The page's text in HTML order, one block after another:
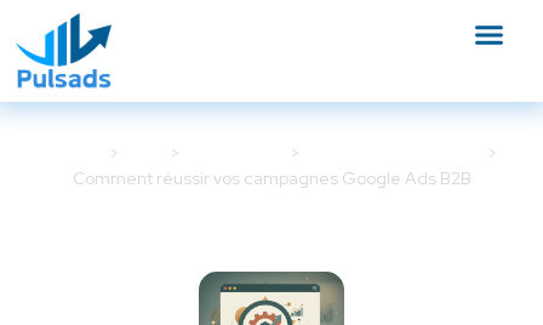
Comment réussir vos campagnes Google Ads B2B